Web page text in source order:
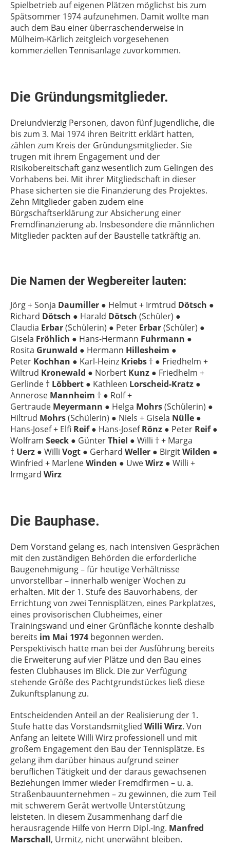
Spielbetrieb auf eigenen Plätzen möglichst bis zum
Spätsommer 1974 aufzunehmen. Damit wollte man
auch dem Bau einer überraschenderweise in
Mülheim-Kärlich zeitgleich vorgesehenen
kommerziellen Tennisanlage zuvorkommen.
Die Gründungsmitglieder.
Dreiundvierzig Personen, davon fünf Jugendliche, die
bis zum 3. Mai 1974 ihren Beitritt erklärt hatten,
zählen zum Kreis der Gründungsmitglieder. Sie
trugen mit ihrem Engagement und der
Risikobereitschaft ganz wesentlich zum Gelingen des
Vorhabens bei. Mit ihrer Mitgliedschaft in dieser
Phase sicherten sie die Finanzierung des Projektes.
Zehn Mitglieder gaben zudem eine
Bürgschaftserklärung zur Absicherung einer
Fremdfinanzierung ab. Insbesondere die männlichen
Mitglieder packten auf der Baustelle tatkräftig an.
Die Namen der Wegbereiter lauten:
Jörg + Sonja Daumiller ● Helmut + Irmtrud Dötsch ●
Richard Dötsch ● Harald Dötsch (Schüler) ●
Claudia Erbar(Schülerin) ● Peter Erbar(Schüler) ●
Gisela Fröhlich ● Hans-Hermann Fuhrmann ●
Rosita Grunwald ● Hermann Hillesheim ●
Peter Kochhan ● Karl-Heinz Kriebs † ● Friedhelm +
Wiltrud Kronewald ● Norbert Kunz ● Friedhelm +
Gerlinde † Löbbert ● Kathleen Lorscheid-Kratz ●
Annerose Mannheim † ● Rolf +
Gertraude Meyermann ● Helga Mohrs(Schülerin) ●
Hiltrud Mohrs(Schülerin) ● Niels + Gisela Nülle ●
Hans-Josef + Elfi Reif● Hans-JosefRönz ● Peter Reif●
Wolfram Seeck ● GünterThiel ● Willi † + Marga
† Uerz ● Willi Vogt ● Gerhard Weller ● BirgitWilden ●
Winfried + MarleneWinden ● UweWirz ● Willi +
Irmgard Wirz
Die Bauphase.
Dem Vorstand gelang es, nach intensiven Gesprächen
mit den zuständigen Behörden die erforderliche
Baugenehmigung – für heutige Verhältnisse
unvorstellbar – innerhalb weniger Wochen zu
erhalten. Mit der 1. Stufe des Bauvorhabens, der
Errichtung von zwei Tennisplätzen, eines Parkplatzes,
eines provisorischen Clubheimes, einer
Trainingswand und einer Grünfläche konnte deshalb
bereits im Mai 1974 begonnen werden.
Perspektivisch hatte man bei der Ausführung bereits
die Erweiterung auf vier Plätze und den Bau eines
festen Clubhauses im Blick. Die zur Verfügung
stehende Größe des Pachtgrundstückes ließ diese
Zukunftsplanung zu.
Entscheidenden Anteil an der Realisierung der 1.
Stufe hatte das Vorstandsmitglied Willi Wirz. Von
Anfang an leitete Willi Wirz professionell und mit
großem Engagement den Bau der Tennisplätze. Es
gelang ihm darüber hinaus aufgrund seiner
beruflichen Tätigkeit und der daraus gewachsenen
Beziehungen immer wieder Fremdfirmen – u. a.
Straßenbauunternehmen – zu gewinnen, die zum Teil
mit schwerem Gerät wertvolle Unterstützung
leisteten. In diesem Zusammenhang darf die
herausragende Hilfe von Herrn Dipl.-Ing. Manfred
Marschall, Urmitz, nicht unerwähnt bleiben.